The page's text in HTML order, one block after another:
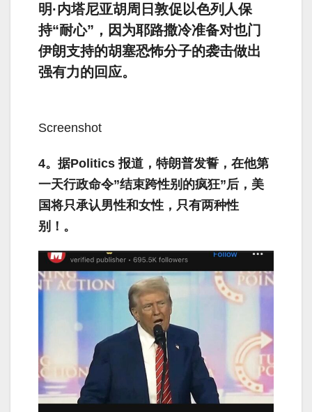
明·内塔尼亚胡周日敦促以色列人保
持“耐心”，因为耶路撒冷准备对也门
伊朗支持的胡塞恐怖分子的袭击做出
强有力的回应。
Screenshot
4。据Politics 报道，特朗普发誓，在他第
一天行政命令”结束跨性别的疯狂”后，美
国将只承认男性和女性，只有两种性
别！。